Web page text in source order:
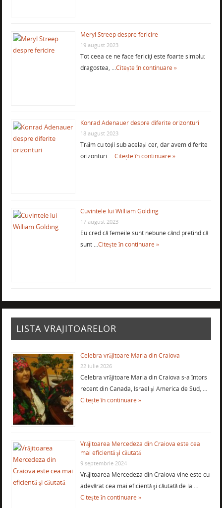
Meryl Streep despre fericire
19 august 2023
Tot ceea ce ne face fericiţi este foarte simplu:
dragostea, …Citește în continuare »
Konrad Adenauer despre diferite orizonturi
18 august 2023
Trăim cu toții sub același cer, dar avem diferite
orizonturi. …Citește în continuare »
Cuvintele lui William Golding
17 august 2023
Eu cred că femeile sunt nebune când pretind că
sunt …Citește în continuare »
LISTA VRAJITOARELOR
Celebra vrăjitoare Maria din Craiova
22 iulie 2026
Celebra vrăjitoare Maria din Craiova s-a întors
recent din Canada, Israel şi America de Sud, …
Citește în continuare »
Vrăjitoarea Mercedeza din Craiova este cea
mai eficientă şi căutată
9 septembrie 2024
Vrăjitoarea Mercedeza din Craiova vine este cu
adevărat cea mai eficientă şi căutată de la …
Citește în continuare »